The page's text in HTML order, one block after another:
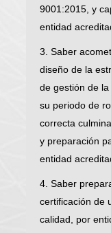
9001:2015, y
entidad
3. Saber
diseño de la
de gestión de
su periodo de
correcta
y preparación
entidad
4. Saber
certificación de
calidad, por